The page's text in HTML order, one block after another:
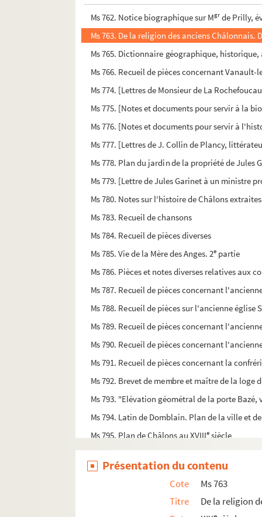
Ms 762. Notice biographique sur Mgr de Prilly,
Ms 763. De la religion des anciens Châlonnais.
Ms 765. Dictionnaire géographique,
Ms 766. Recueil de pièces concernant
Ms 774. [Lettres de Monsieur de La
Ms 775. [Notes et documents pour servir à la
Ms 776. [Notes et documents pour servir à
Ms 777. [Lettres de J. Collin de Plancy,
Ms 778. Plan du jardin de la propriété de Jules
Ms 779. [Lettre de Jules Garinet à un ministre
Ms 780. Notes sur l'histoire de Châlons
Ms 783. Recueil de chansons
Ms 784. Recueil de pièces diverses
Ms 785. Vie de la Mère des Anges. 2e partie
Ms 786. Pièces et notes diverses relatives aux
Ms 787. Recueil de pièces concernant
Ms 788. Recueil de pièces sur l'ancienne
Ms 789. Recueil de pièces concernant
Ms 790. Recueil de pièces concernant
Ms 791. Recueil de pièces concernant la
Ms 792. Brevet de membre et maître de la
Ms 793. "Elévation géométral de la porte
Ms 794. Latin de Domblain. Plan de la ville et
Ms 795. Plan de Châlons au XVIIIe siècle
Ms 796. Vue de profille de la ville de
Ms 797. Vue de l'arc de triomphe de la porte
Ms 798. Vue de la Porte Sainte-Croix, à
Ms 799. Bellot le Jeune. Carte topographique
Présentation du contenu
Cote
Ms 763
Titre
De la religion